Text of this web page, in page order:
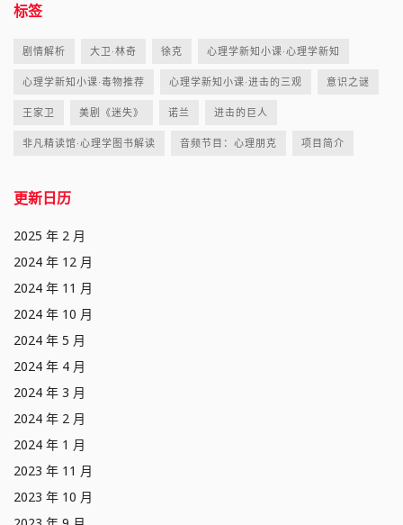
标签
剧情解析 大卫·林奇 徐克 心理学新知小课·心理学新知
心理学新知小课·毒物推荐 心理学新知小课·进击的三观 意识之谜
王家卫 美剧《迷失》 诺兰 进击的巨人
非凡精读馆·心理学图书解读 音频节目：心理朋克 项目简介
更新日历
2025 年 2 月
2024 年 12 月
2024 年 11 月
2024 年 10 月
2024 年 5 月
2024 年 4 月
2024 年 3 月
2024 年 2 月
2024 年 1 月
2023 年 11 月
2023 年 10 月